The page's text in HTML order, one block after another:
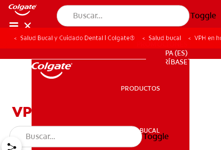
Toggle
SALUD BUCAL
PA (ES)
SUSCRÍBASE
PRODUCTOS
SALUD BUCAL
Toggle
Salud Bucal y Cuidado Dental | Colgate® Salud bucal VPH en
VPH en hombres